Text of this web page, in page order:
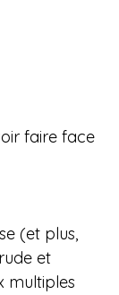
faire face
(et plus,
et
multiples